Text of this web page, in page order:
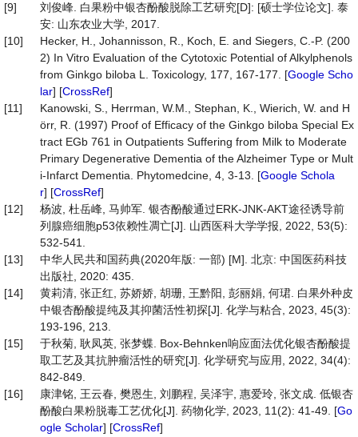
[9]
刘俊峰. 白果粉中银杏酚酸脱除工艺研究[D]: [硕士学位论文]. 泰
安: 山东农业大学, 2017.
[10]
Hecker, H., Johannisson, R., Koch, E. and Siegers, C.-P. (200
2) In Vitro Evaluation of the Cytotoxic Potential of Alkylphenols
from Ginkgo biloba L. Toxicology, 177, 167-177. [Google Scho
lar] [CrossRef]
[11]
Kanowski, S., Herrman, W.M., Stephan, K., Wierich, W. and H
örr, R. (1997) Proof of Efficacy of the Ginkgo biloba Special Ex
tract EGb 761 in Outpatients Suffering from Milk to Moderate
Primary Degenerative Dementia of the Alzheimer Type or Mult
i-Infarct Dementia. Phytomedcine, 4, 3-13. [Google Schola
r] [CrossRef]
[12]
杨波, 杜岳峰, 马帅军. 银杏酚酸通过ERK-JNK-AKT途径诱导前
列腺癌细胞p53依赖性凋亡[J]. 山西医科大学学报, 2022, 53(5):
532-541.
[13]
中华人民共和国药典(2020年版: 一部) [M]. 北京: 中国医药科技
出版社, 2020: 435.
[14]
黄莉清, 张正红, 苏娇娇, 胡珊, 王黔阳, 彭丽娟, 何珺. 白果外种皮
中银杏酚酸提纯及其抑菌活性初探[J]. 化学与粘合, 2023, 45(3):
193-196, 213.
[15]
于秋菊, 耿凤英, 张梦蝶. Box-Behnken响应面法优化银杏酚酸提
取工艺及其抗肿瘤活性的研究[J]. 化学研究与应用, 2022, 34(4):
842-849.
[16]
康津铭, 王云春, 樊恩生, 刘鹏程, 吴泽宇, 惠爱玲, 张文成. 低银杏
酚酸白果粉脱毒工艺优化[J]. 药物化学, 2023, 11(2): 41-49. [Go
ogle Scholar] [CrossRef]